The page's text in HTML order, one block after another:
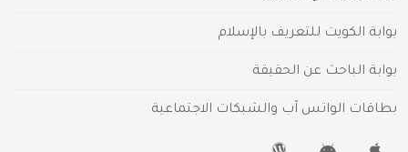
بوابة الكويت للتعريف بالإسلام
بوابة الباحث عن الحقيقة
بطاقات الواتس آب والشبكات الاجتماعية